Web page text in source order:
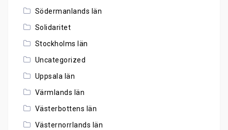
Södermanlands län
Solidaritet
Stockholms län
Uncategorized
Uppsala län
Värmlands län
Västerbottens län
Västernorrlands län